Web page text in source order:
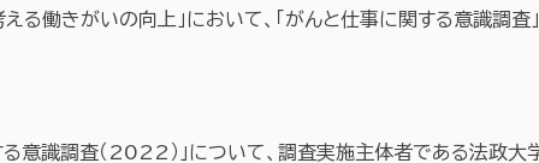
る働きがいの向上」において、「がんと仕事に関する意識調査
意識調査（2022）」について、調査実施主体者である法政大